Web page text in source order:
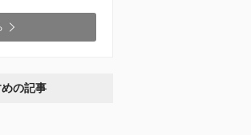
の記事